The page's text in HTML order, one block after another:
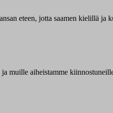
eteen, jotta saamen kielillä
muille aiheistamme